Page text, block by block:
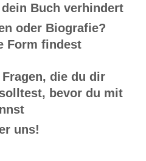
Buch verhindert
oder Biografie?
Form findest
die du dir
bevor du mit
uns!